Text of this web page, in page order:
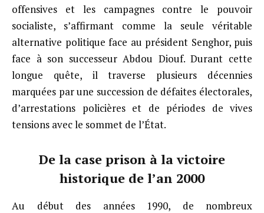
offensives et les campagnes contre le pouvoir
socialiste, s’affirmant comme la seule véritable
alternative politique face au président Senghor, puis
face à son successeur Abdou Diouf. Durant cette
longue quête, il traverse plusieurs décennies
marquées par une succession de défaites électorales,
d’arrestations policières et de périodes de vives
tensions avec le sommet de l’État.
De la case prison à la victoire
historique de l’an 2000
Au début des années 1990, de nombreux